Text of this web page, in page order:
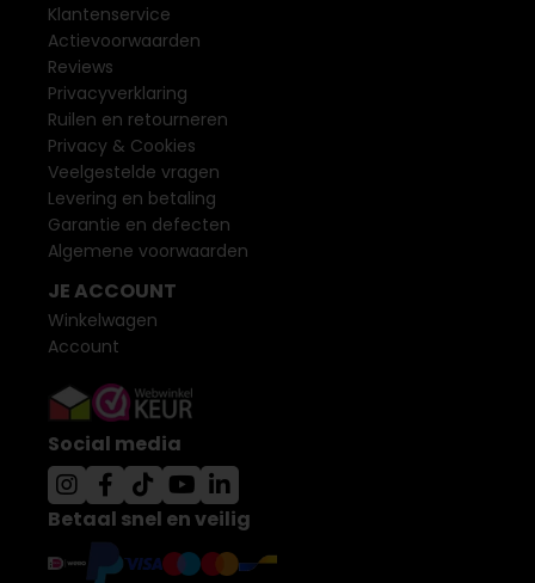
Klantenservice
Actievoorwaarden
Reviews
Privacyverklaring
Ruilen en retourneren
Privacy & Cookies
Veelgestelde vragen
Levering en betaling
Garantie en defecten
Algemene voorwaarden
JE ACCOUNT
Winkelwagen
Account
Social media
Betaal snel en veilig